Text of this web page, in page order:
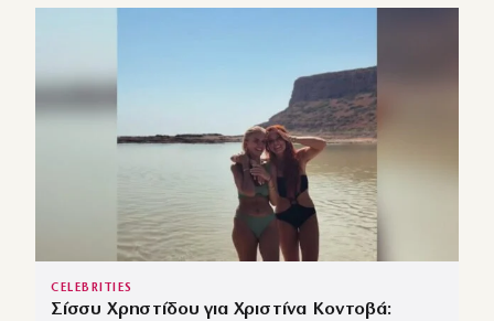
CELEBRITIES
Σίσσυ Χρηστίδου για Χριστίνα Κοντοβά: